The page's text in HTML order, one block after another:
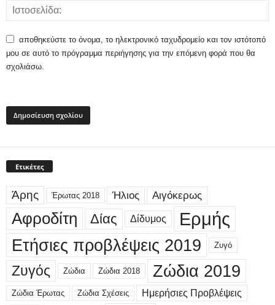
αποθηκεύστε το όνομα, το ηλεκτρονικό ταχυδρομείο και τον ιστότοπό
μου σε αυτό το πρόγραμμα περιήγησης για την επόμενη φορά που θα
σχολιάσω.
Ετικέτες
Άρης Έρωτας 2018 Ήλιος Αιγόκερως
Αφροδίτη Δίας Δίδυμος Ερμής
Ετήσιες προβλέψεις 2019 Ζυγό
Ζυγός Ζώδια Ζώδια 2018 Ζώδια 2019
Ζώδια Έρωτας Ζώδια Σχέσεις Ημερήσιες Προβλέψεις